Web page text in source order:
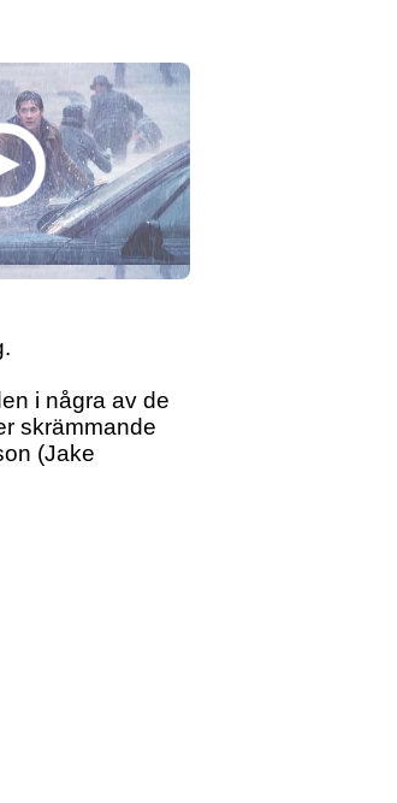
i några av de
skrämmande
(Jake